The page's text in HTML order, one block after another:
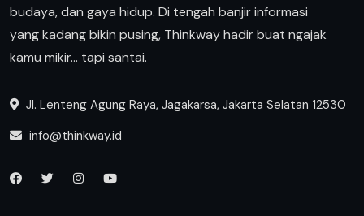
budaya, dan gaya hidup. Di tengah banjir informasi
yang kadang bikin pusing, Thinkway hadir buat ngajak
kamu mikir… tapi santai.
Jl. Lenteng Agung Raya, Jagakarsa, Jakarta Selatan 12530
info@thinkway.id